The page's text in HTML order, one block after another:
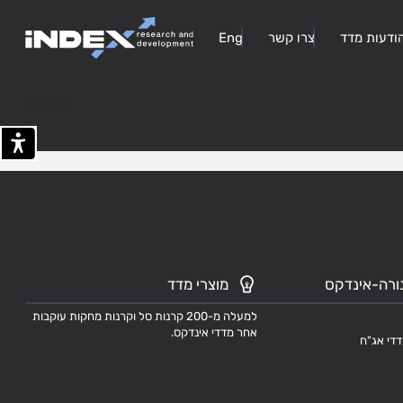
מדד צרו קשר Eng
אינדקס
אג"ח
מוצרי מדד
למעלה מ-200 קרנות סל וקרנות מחקות עוקבות
אחר מדדי אינדקס.